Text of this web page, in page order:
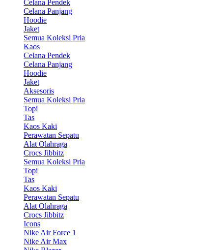
Celana Pendek
Celana Panjang
Hoodie
Jaket
Semua Koleksi Pria
Kaos
Celana Pendek
Celana Panjang
Hoodie
Jaket
Aksesoris
Semua Koleksi Pria
Topi
Tas
Kaos Kaki
Perawatan Sepatu
Alat Olahraga
Crocs Jibbitz
Semua Koleksi Pria
Topi
Tas
Kaos Kaki
Perawatan Sepatu
Alat Olahraga
Crocs Jibbitz
Icons
Nike Air Force 1
Nike Air Max